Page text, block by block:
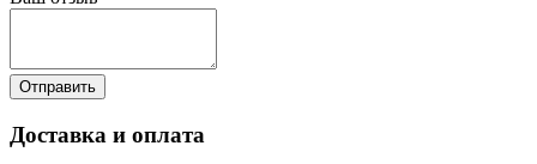
Отправить
Доставка и оплата